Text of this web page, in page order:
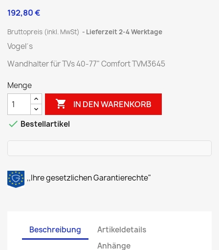
192,80 €
Bruttopreis (inkl. MwSt) Lieferzeit 2-4 Werktage
Vogel´s
Wandhalter für TVs 40-77" Comfort TVM3645
Menge
 IN DEN WARENKORB
 Bestellartikel
,,Ihre gesetzlichen Garantierechte"
Beschreibung
Artikeldetails
Anhänge